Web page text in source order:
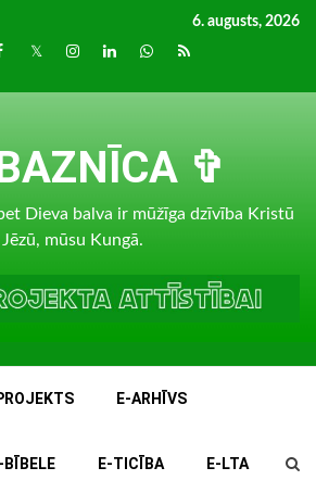
6. augusts, 2026
TwitterInstagram
LinkedInwhatsapp
RSS
✞
Dieva balva ir mūžīga dzīvība Kristū
Jēzū, mūsu Kungā.
E-ARHĪVS
BĪBELE E-TICĪBA E-LTA